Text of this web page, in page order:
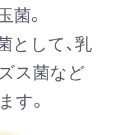
。
として、乳
ス菌など
す。